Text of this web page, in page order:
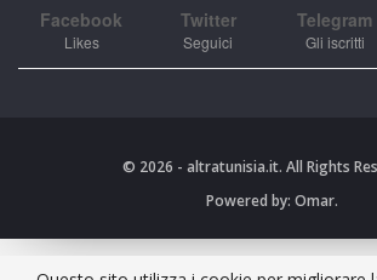
Facebook
Likes
Twitter
Seguici
Telegram
Gli iscritti
© 2026 - altratunisia.it. All Rights
Powered by: Omar.